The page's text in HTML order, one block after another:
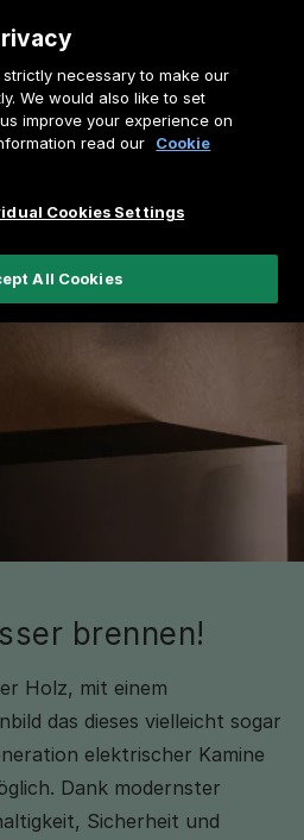
- Elektrische haarden
brennen!
Holz, mit einem
das dieses vielleicht sogar
elektrischer Kamine
Dank modernster
Sicherheit und
necessary to make our
We would also like to set
improve your experience on
read our
Cookie
Cookies Settings
All Cookies